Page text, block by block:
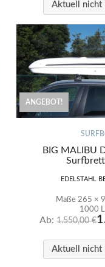
Aktuell nicht
ANGEBOT!
BIG MALIBU
EDELSTAHL
Maße 265 ×
1000
Ab:1.550,00€
Aktuell nicht